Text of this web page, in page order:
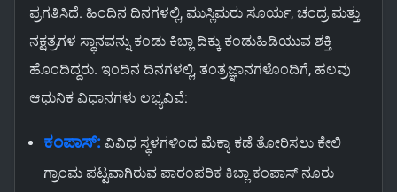
ಪ್ರಗತಿಸಿದೆ. ಹಿಂದಿನ ದಿನಗಳಲ್ಲಿ, ಮುಸ್ಲಿಮರು ಸೂರ್ಯ, ಚಂದ್ರ ಮತ್ತು
ನಕ್ಷತ್ರಗಳ ಸ್ಥಾನವನ್ನು ಕಂಡು ಕಿಬ್ಲಾ ದಿಕ್ಕು ಕಂಡುಹಿಡಿಯುವ ಶಕ್ತಿ
ಹೊಂದಿದ್ದರು. ಇಂದಿನ ದಿನಗಳಲ್ಲಿ, ತಂತ್ರಜ್ಞಾನಗಳೊಂದಿಗೆ, ಹಲವು
ಆಧುನಿಕ ವಿಧಾನಗಳು ಲಭ್ಯವಿವೆ:
ಕಂಪಾಸ್: ವಿವಿಧ ಸ್ಥಳಗಳಿಂದ ಮೆಕ್ಕಾ ಕಡೆ ತೋರಿಸಲು ಕೇಲಿ
ಗ್ರಾಂಮ ಪಟ್ಟವಾಗಿರುವ ಪಾರಂಪರಿಕ ಕಿಬ್ಲಾ ಕಂಪಾಸ್ ನೂರು